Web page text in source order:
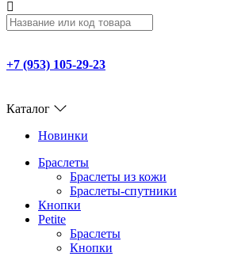
+7 (953) 105-29-23
Каталог
Новинки
Браслеты
Браслеты из кожи
Браслеты-спутники
Кнопки
Petite
Браслеты
Кнопки